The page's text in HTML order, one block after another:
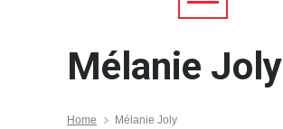
Mélanie Joly
Home Mélanie Joly